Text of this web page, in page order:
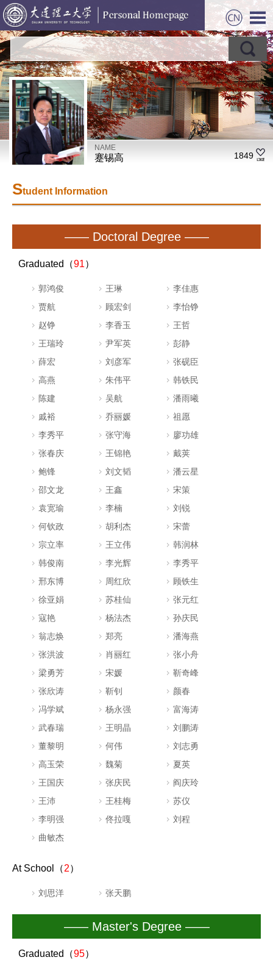
NAME
蹇锡高 1849
Student Information
—— Doctoral Degree ——
Graduated（91）
郭鸿俊 王琳
李佳惠
贾航
顾宏剑
李怡铮
赵铮
李香玉
王哲
王瑞玲
尹军英
彭静
薛宏
刘彦军
张砚臣
高燕
朱伟平
韩铁民
陈建
吴航
潘雨曦
戚裕
乔丽媛
祖愿
李秀平
张守海
廖功雄
张春庆
王锦艳
戴荚
鲍锋
刘文韬
潘云星
邵文龙
王鑫
宋策
袁宽瑜
李楠
刘锐
何钦政
胡利杰
宋蕾
宗立率
王立伟
韩润林
韩俊南
李光辉
李秀平
邢东博
周红欣
顾铁生
徐亚娟
苏桂仙
张元红
寇艳
杨法杰
孙庆民
翁志焕
郑亮
潘海燕
张洪波
肖丽红
张小舟
梁勇芳
宋媛
靳奇峰
张欣涛
靳钊
颜春
冯学斌
杨永强
富海涛
武春瑞
王明晶
刘鹏涛
董黎明
何伟
刘志勇
高玉荣
魏菊
夏英
王国庆
张庆民
阎庆玲
王沛
王桂梅
苏仪
李明强
佟拉嘎
刘程
曲敏杰
At School（2）
刘思洋 张天鹏
—— Master's Degree ——
Graduated（95）